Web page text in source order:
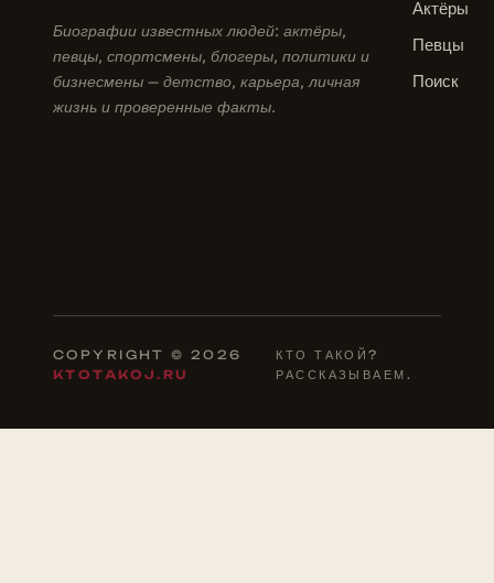
Биографии известных людей: актёры,
певцы, спортсмены, блогеры, политики и
бизнесмены — детство, карьера, личная
жизнь и проверенные факты.
Актёры
Певцы
Поиск
COPYRIGHT © 2026
KTOTAKOJ.RU
КТО ТАКОЙ?
РАССКАЗЫВАЕМ.